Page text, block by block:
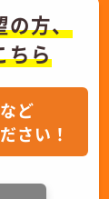
の方、
ちら
ど
さい！